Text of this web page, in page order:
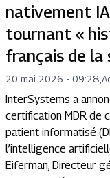
nativement
tournant «
français de la
20 mai 2026 - 09:28
InterSystems a
certification MDR de
patient informatisé
l’intelligence
Eiferman, Directeur